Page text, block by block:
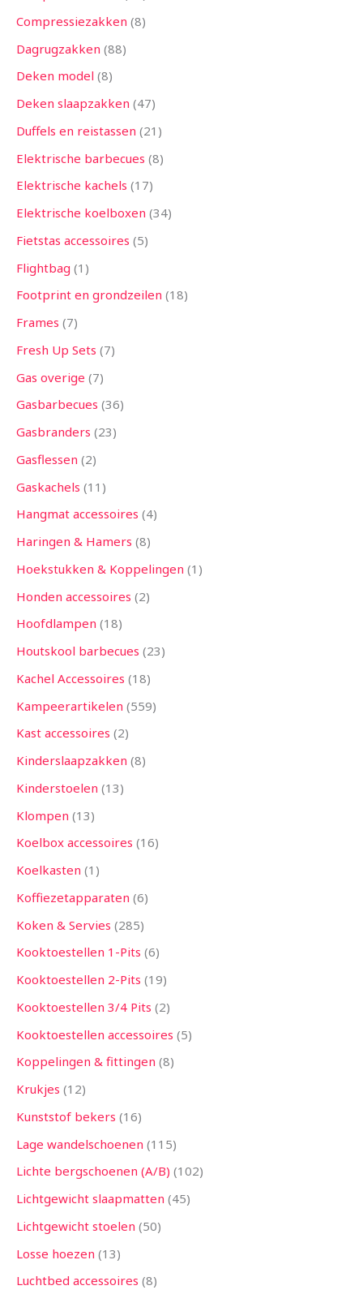
Compressiezakken 8
Dagrugzakken 88
Deken model 8
Deken slaapzakken 47
Duffels en reistassen 21
Elektrische barbecues 8
Elektrische kachels 17
Elektrische koelboxen 34
Fietstas accessoires 5
Flightbag 1
Footprint en grondzeilen 18
Frames 7
Fresh Up Sets 7
Gas overige 7
Gasbarbecues 36
Gasbranders 23
Gasflessen 2
Gaskachels 11
Hangmat accessoires 4
Haringen & Hamers 8
Hoekstukken & Koppelingen 1
Honden accessoires 2
Hoofdlampen 18
Houtskool barbecues 23
Kachel Accessoires 18
Kampeerartikelen 559
Kast accessoires 2
Kinderslaapzakken 8
Kinderstoelen 13
Klompen 13
Koelbox accessoires 16
Koelkasten 1
Koffiezetapparaten 6
Koken & Servies 285
Kooktoestellen 1-Pits 6
Kooktoestellen 2-Pits 19
Kooktoestellen 3/4 Pits 2
Kooktoestellen accessoires 5
Koppelingen & fittingen 8
Krukjes 12
Kunststof bekers 16
Lage wandelschoenen 115
Lichte bergschoenen (A/B) 102
Lichtgewicht slaapmatten 45
Lichtgewicht stoelen 50
Losse hoezen 13
Luchtbed accessoires 8